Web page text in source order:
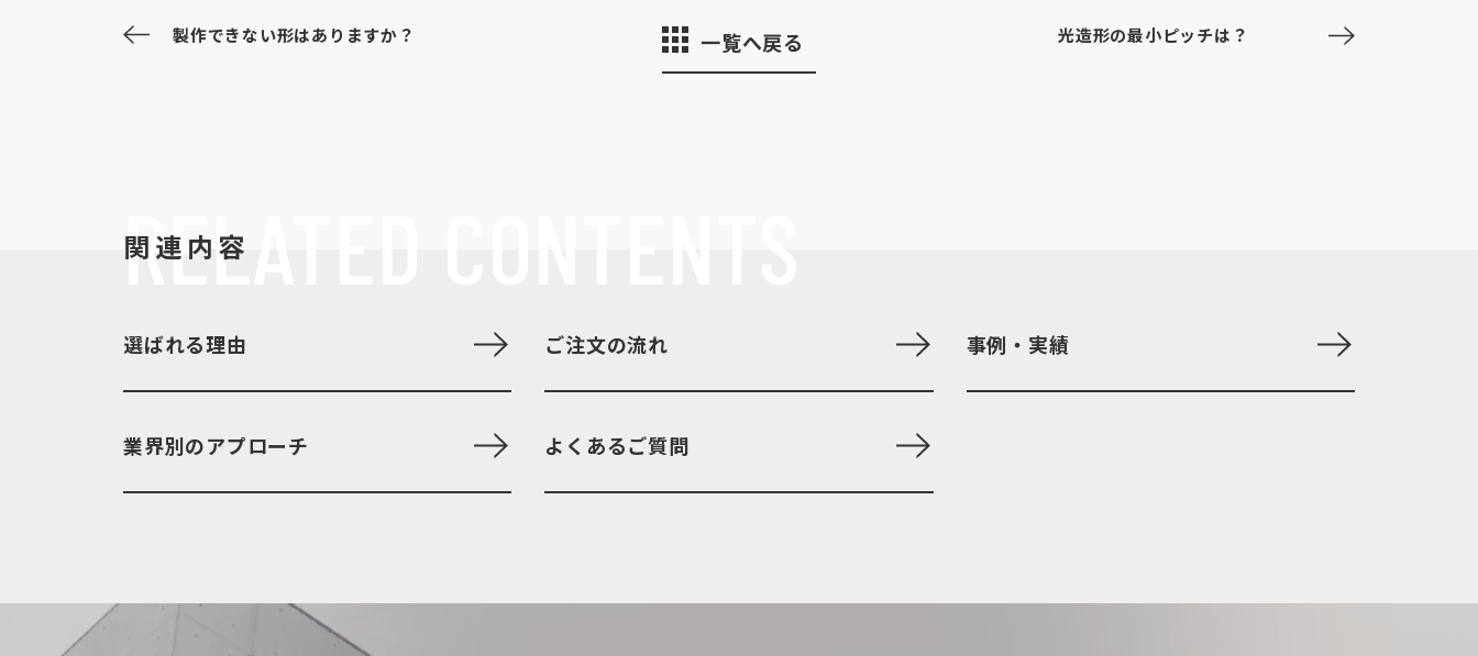
製作できない形はありますか？ 一覧へ戻る 光造形の最小ピッチは？
RELATED
関連内容
選ばれる理由 ご注文の流れ 事例・実績
業界別のアプローチ よくあるご質問